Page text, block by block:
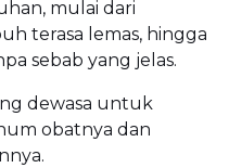
mulai dari
terasa lemas, hingga
sebab yang jelas.
dewasa untuk
obatnya dan